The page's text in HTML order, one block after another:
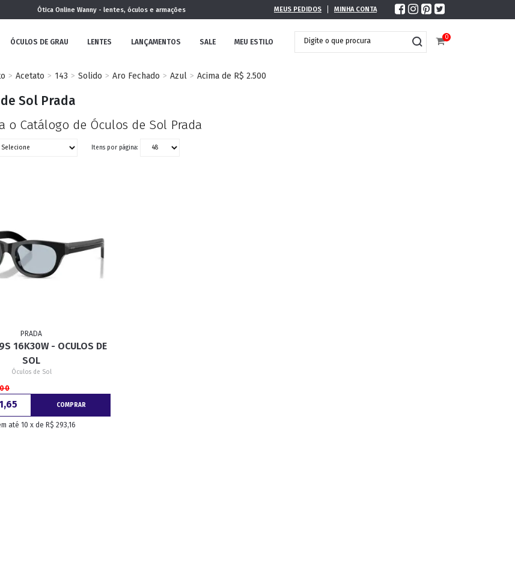
Ótica Online Wanny - lentes, óculos e armações MEUS PEDIDOS MINHA CONTA
ÓCULOS DE GRAU LENTES LANÇAMENTOS SALE MEU ESTILO
0
NOVA
COLEÇÃO
Acetato 143 Solido Aro Fechado Azul Acima de R$ 2.500
Sol Prada
o Catálogo de Óculos de Sol Prada
Itens por página:
PRADA
16K30W - OCULOS DE
SOL
Óculos de Sol
COMPRAR
até 10 x de R$ 293,16